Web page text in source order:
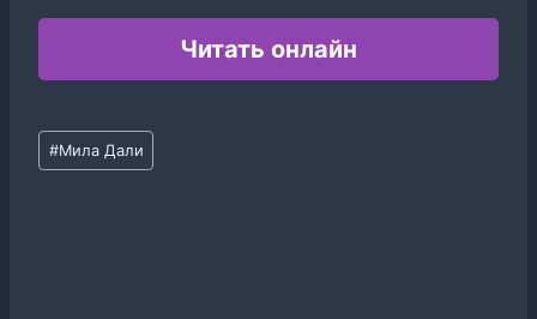
Читать онлайн
Метки
записи:
#Мила Дали